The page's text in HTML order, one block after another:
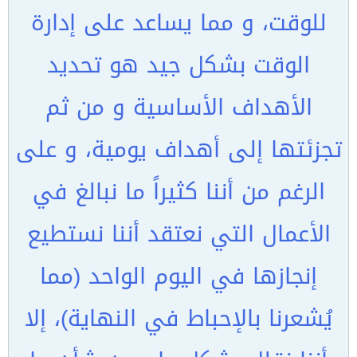
للوقت، و مما يساعد على إدارة
الوقت بشكل جيد هو تحديد
الأهداف الأساسية و من ثم
تجزئتها إلى أهداف يومية، و على
الرغم من أننا كثيراً ما نبالغ في
الأعمال التي نعتقد أننا نستطيع
إنجازها في اليوم الواحد (مما
يُشعرنا بالإحباط في النهاية)، إلا